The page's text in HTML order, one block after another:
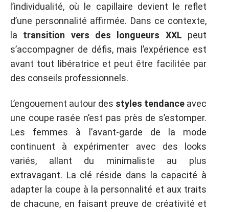
l’individualité, où le capillaire devient le reflet
d’une personnalité affirmée. Dans ce contexte,
la transition vers des longueurs XXL peut
s’accompagner de défis, mais l’expérience est
avant tout libératrice et peut être facilitée par
des conseils professionnels.
L’engouement autour des styles tendance avec
une coupe rasée n’est pas près de s’estomper.
Les femmes à l’avant-garde de la mode
continuent à expérimenter avec des looks
variés, allant du minimaliste au plus
extravagant. La clé réside dans la capacité à
adapter la coupe à la personnalité et aux traits
de chacune, en faisant preuve de créativité et